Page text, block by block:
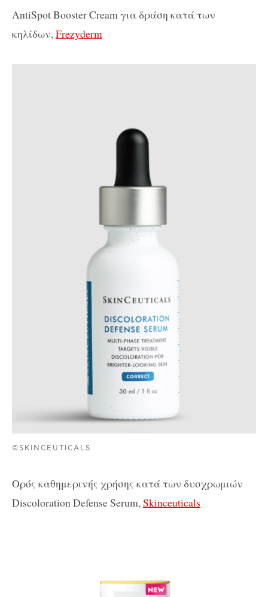
AntiSpot Booster Cream για δράση κατά των
κηλίδων, Frezyderm
©SKINCEUTICALS
Ορός καθημερινής χρήσης κατάτων δυσχρωμιών
Discoloration Defense Serum,Skinceuticals